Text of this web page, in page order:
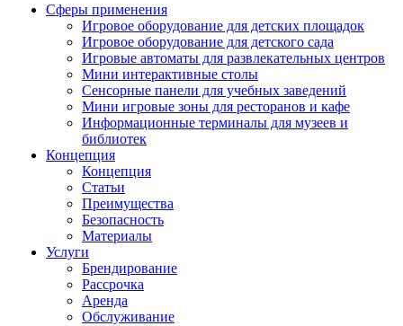
Сферы применения
Игровое оборудование для детских площадок
Игровое оборудование для детского сада
Игровые автоматы для развлекательных центров
Мини интерактивные столы
Сенсорные панели для учебных заведений
Мини игровые зоны для ресторанов и кафе
Информационные терминалы для музеев и
библиотек
Концепция
Концепция
Статьи
Преимущества
Безопасность
Материалы
Услуги
Брендирование
Рассрочка
Аренда
Обслуживание